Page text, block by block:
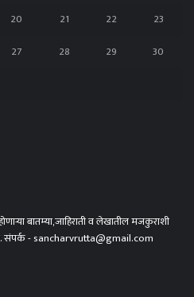
20 21 22
23
27 28 29
30
बातम्या,जाहिराती व लेखातील मजकुराशी
- sancharvrutta@gmail.com